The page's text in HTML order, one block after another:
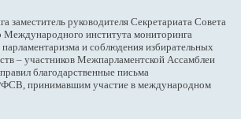
заместитель руководителя Секретариата Совета
института мониторинга
и соблюдения избирательных
– участников Межпарламентской Ассамблеи
благодарственные письма
принимавшим участие в международном